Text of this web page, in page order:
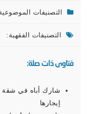
التصنيفات
التصنيفات الفقهية:
فتاوى ذات صلة:
شارك أباه في شقة
إيجارها